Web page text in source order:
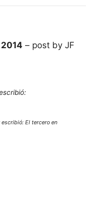
– post by JF
escribió: El tercero en